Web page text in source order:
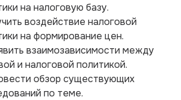
на налоговую базу.
воздействие налоговой
на формирование цен.
взаимозависимости между
и налоговой политикой.
обзор существующих
по теме.